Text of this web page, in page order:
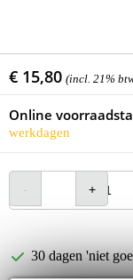
€ 15,80 (incl. 21%
Online
werkdagen
30 dagen 'niet